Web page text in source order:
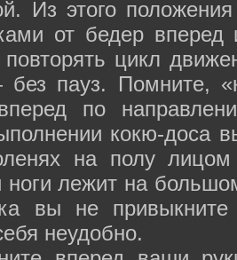
Из этого
от бедер вперед
повторять цикл
пауз. Помните,
по
кокю-доса
на полу
ноги лежит на
вы не
неудобно.